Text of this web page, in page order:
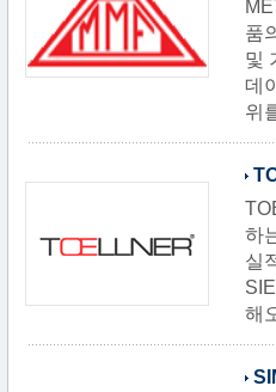
품
및
데
위
하
실
해